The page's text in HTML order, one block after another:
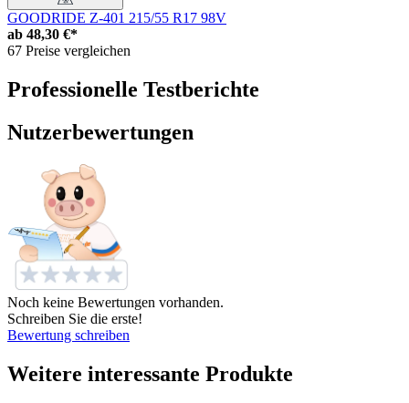
GOODRIDE Z-401 215/55 R17 98V
ab 48,30 €*
67 Preise vergleichen
Professionelle Testberichte
Nutzerbewertungen
Noch keine Bewertungen vorhanden.
Schreiben Sie die erste!
Bewertung schreiben
Weitere interessante Produkte